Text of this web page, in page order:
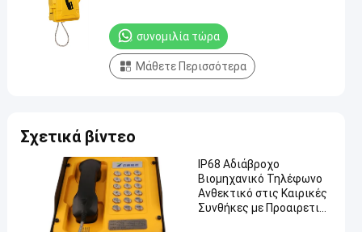
συνομιλία τώρα
Μάθετε Περισσότερα
Σχετικά βίντεο
IP68 Αδιάβροχο
Βιομηχανικό Τηλέφωνο
Ανθεκτικό στις Καιρικές
Συνθήκες με Προαιρετική